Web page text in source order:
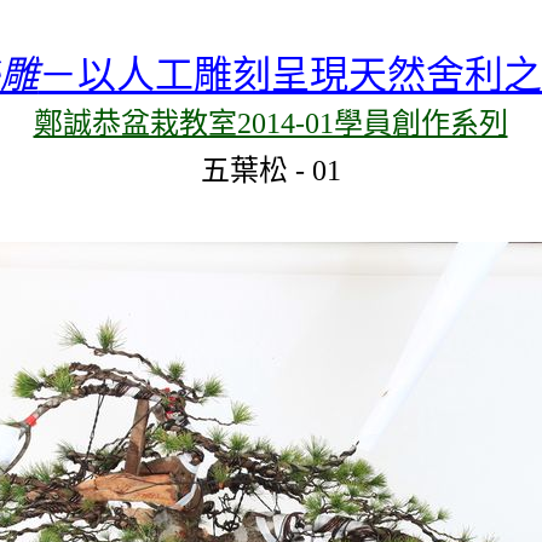
－以人工雕刻呈現天然舍利
鄭誠恭盆栽教室2014-01學員創作系列
五葉松 - 01